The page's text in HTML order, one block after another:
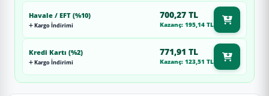
Havale / EFT (%10)
Kargo İndirimi
700,27 TL
Kazanç: 195,14 TL
Kredi Kartı (%2)
Kargo İndirimi
771,91 TL
Kazanç: 123,51 TL